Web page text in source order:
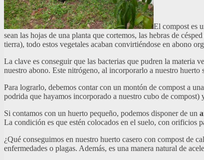
El compost es
sean las hojas de una planta que cortemos, las hebras de
tierra), todo estos vegetales acaban convirtiéndose en abono
La clave es conseguir que las bacterias que pudren la materia
nuestro abono. Este nitrógeno, al incorporarlo a nuestro huerto
Para lograrlo, debemos contar con un montón de compost a
podrida que hayamos incorporado a nuestro cubo de compost)
Si contamos con un huerto pequeño, podemos disponer de un
La condición es que estén colocados en el suelo, con orificios
¿Qué conseguimos en nuestro huerto casero con compost de
enfermedades o plagas. Además, es una manera natural de